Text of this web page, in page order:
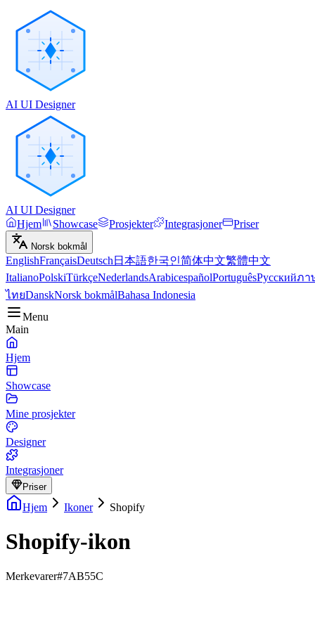
AI UI Designer
AI UI Designer
Hjem
Showcase Prosjekter Integrasjoner Priser
Norsk bokmål
EnglishFrançaisDeutsch 日本語한국인简体中文繁體中文
ItalianoPolskiTürkçeNederlandsArabicespañolPortuguêsРусскийภา
ไทยDanskNorsk bokmålBahasa Indonesia
Menu
Main
Hjem
Showcase
Mine prosjekter
Designer
Integrasjoner
Priser
Hjem Ikoner Shopify
Shopify-ikon
Merkevarer#7AB55C